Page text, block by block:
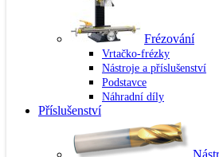
Frézování
Vrtačko-frézky
Nástroje a příslušenství
Podstavce
Náhradní díly
Příslušenství